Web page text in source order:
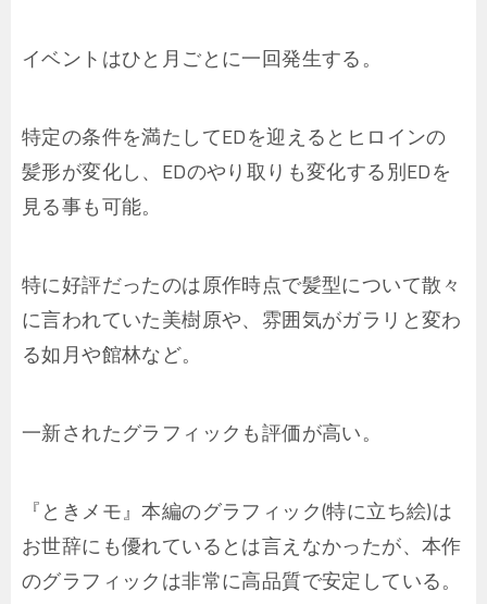
イベントはひと月ごとに一回発生する。
特定の条件を満たしてEDを迎えるとヒロインの
髪形が変化し、EDのやり取りも変化する別EDを
見る事も可能。
特に好評だったのは原作時点で髪型について散々
に言われていた美樹原や、雰囲気がガラリと変わ
る如月や館林など。
一新されたグラフィックも評価が高い。
『ときメモ』本編のグラフィック(特に立ち絵)は
お世辞にも優れているとは言えなかったが、本作
のグラフィックは非常に高品質で安定している。